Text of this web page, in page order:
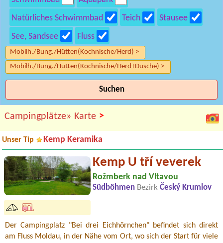
Natürliches Schwimmbad
Teich
Stausee
See, Sandsee
Fluss
Mobilh./Bung./Hütten(Kochnische/Herd) >
Mobilh./Bung./Hütten(Kochnische/Herd+Dusche) >
Suchen
Campingplätze» Karte >
Unser Tip Kemp Keramika
Kemp U tří veverek
Rožmberk nad Vltavou
Südböhmen Bezirk Český Krumlov
Der Campingplatz "Bei drei Eichhörnchen" befindet sich direkt
am Fluss Moldau, in der Nähe vom Ort, wo sich der Start für viele